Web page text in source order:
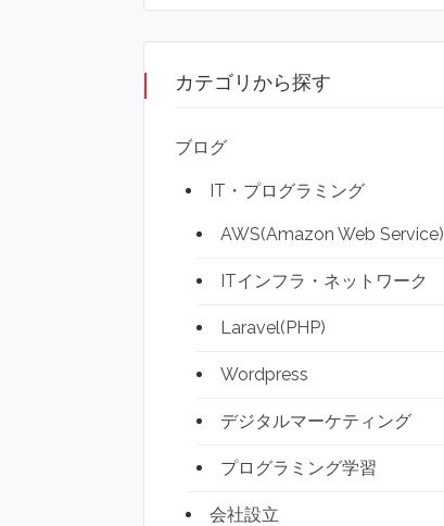
カテゴリから探す
ブログ
IT・プログラミング
AWS(Amazon Web Service)
ITインフラ・ネットワーク
Laravel(PHP)
Wordpress
デジタルマーケティング
プログラミング学習
会社設立